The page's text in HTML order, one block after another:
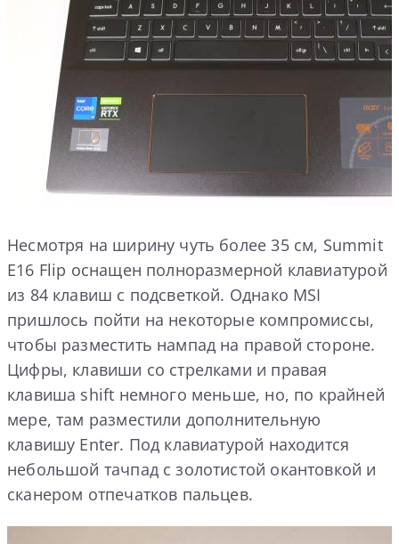
Несмотря на ширину чуть более 35 см, Summit
E16 Flip оснащен полноразмерной клавиатурой
из 84 клавиш с подсветкой. Однако MSI
пришлось пойти на некоторые компромиссы,
чтобы разместить нампад на правой стороне.
Цифры, клавиши со стрелками и правая
клавиша shift немного меньше, но, по крайней
мере, там разместили дополнительную
клавишу Enter. Под клавиатурой находится
небольшой тачпад с золотистой окантовкой и
сканером отпечатков пальцев.